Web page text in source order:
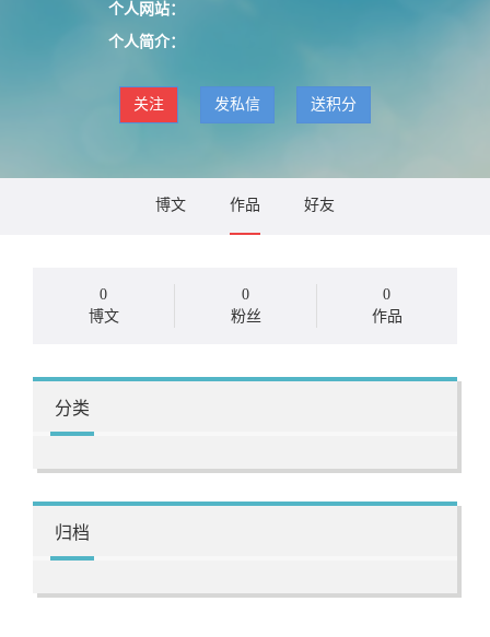
个人网站：
个人简介：
关注 发私信 送积分
博文 作品 好友
0
博文
0
粉丝
0
作品
分类
归档